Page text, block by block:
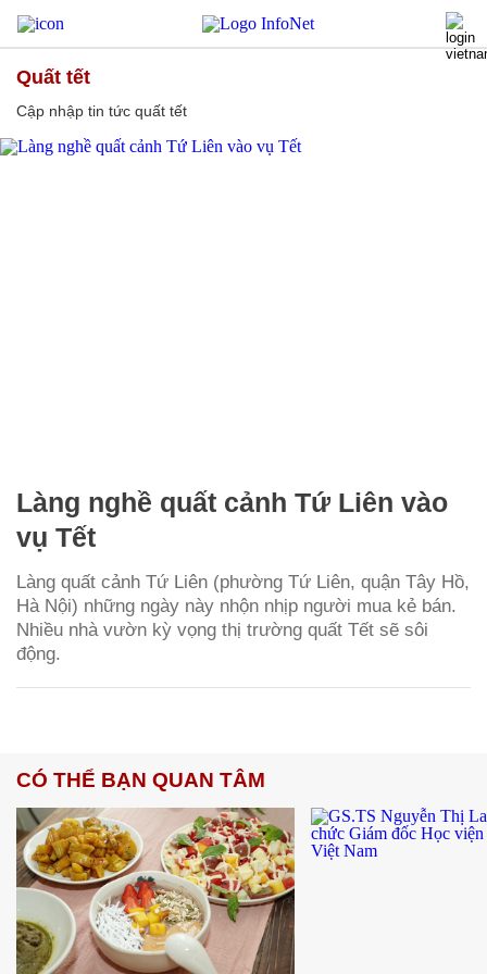
quất tết
Cập nhập tin tức quất tết
Làng nghề quất cảnh Tứ Liên vào
vụ Tết
Làng quất cảnh Tứ Liên (phường Tứ Liên, quận Tây Hồ,
Hà Nội) những ngày này nhộn nhịp người mua kẻ bán.
Nhiều nhà vườn kỳ vọng thị trường quất Tết sẽ sôi
động.
CÓ THỂ BẠN QUAN TÂM